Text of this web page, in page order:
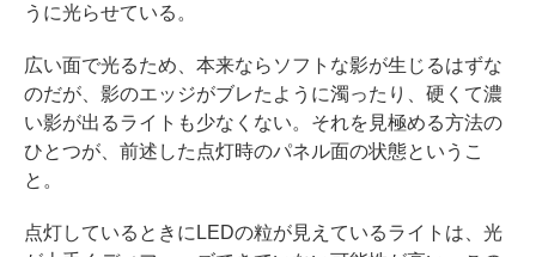
うに光らせている。
広い面で光るため、本来ならソフトな影が生じるはずな
のだが、影のエッジがブレたように濁ったり、硬くて濃
い影が出るライトも少なくない。それを見極める方法の
ひとつが、前述した点灯時のパネル面の状態というこ
と。
点灯しているときにLEDの粒が見えているライトは、光